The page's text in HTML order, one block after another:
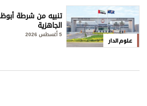
علوم الدار
تنبيه من شرطة
الجاهزية
5 أغسطس 2026